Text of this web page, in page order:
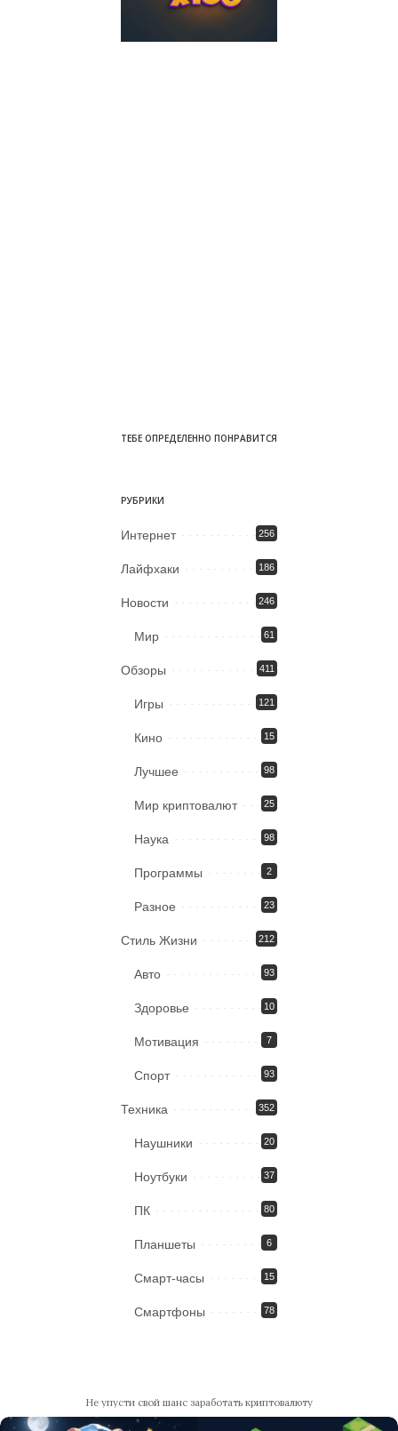
ТЕБЕ ОПРЕДЕЛЕННО ПОНРАВИТСЯ
РУБРИКИ
Интернет 256
Лайфхаки 186
Новости 246
Мир 61
Обзоры 411
Игры 121
Кино 15
Лучшее 98
Мир криптовалют 25
Наука 98
Программы 2
Разное 23
Стиль Жизни 212
Авто 93
Здоровье 10
Мотивация 7
Спорт 93
Техника 352
Наушники 20
Ноутбуки 37
ПК 80
Планшеты 6
Смарт-часы 15
Смартфоны 78
Не упусти свой шанс заработать криптовалюту